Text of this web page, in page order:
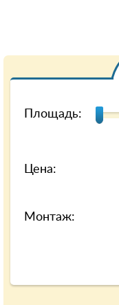
Площадь:
Цена:
Монтаж: